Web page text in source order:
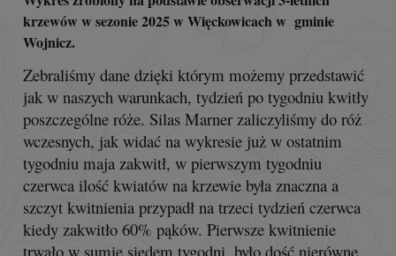
krzewów w sezonie 2025 w Więckowicach w gminie
Wojnicz.
Zebraliśmy dane dzięki którym możemy przedstawić
jak w naszych warunkach, tydzień po tygodniu kwitły
poszczególne róże. Silas Marner zaliczyliśmy do róż
wczesnych, jak widać na wykresie już w ostatnim
tygodniu maja zakwitł, w pierwszym tygodniu
czerwca ilość kwiatów na krzewie była znaczna a
szczyt kwitnienia przypadł na trzeci tydzień czerwca
kiedy zakwitło 60% pąków. Pierwsze kwitnienie
trwało w sumie siedem tygodni, było dość nierówne,